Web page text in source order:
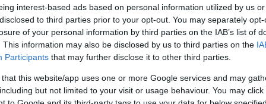
interest-based ads based on personal information utilized by us
to third parties prior to your opt-out. You may separately
of your personal information by third parties on the IAB’s list of
This information may also be disclosed by us to third parties on the
Participants that may further disclose it to other third parties.
that this website/app uses one or more Google services and may
but not limited to your visit or usage behaviour. You may